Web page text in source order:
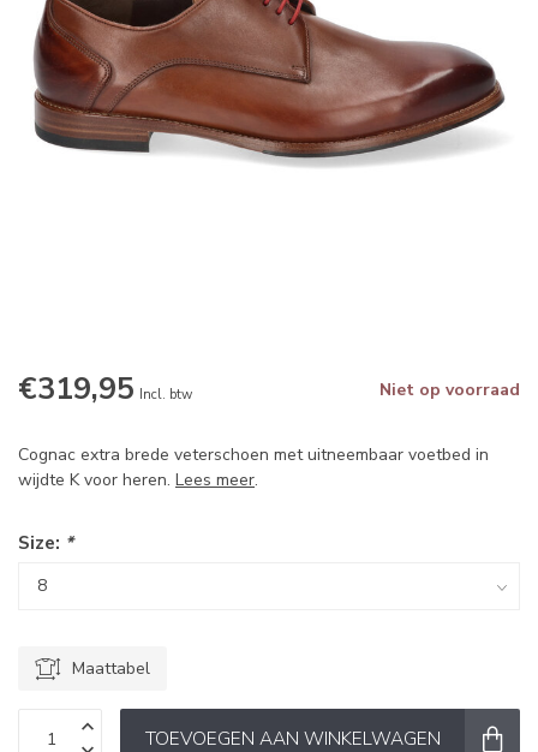
€319,95 Incl. btw Niet op voorraad
Cognac extra brede veterschoen met uitneembaar voetbed in
wijdte K voor heren. Lees meer.
Size: *
Maattabel
TOEVOEGEN AAN WINKELWAGEN